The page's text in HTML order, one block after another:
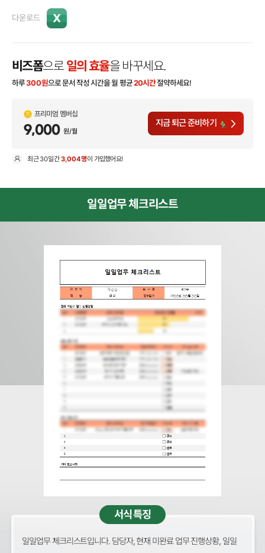
다운로드
비즈폼으로 일의 효율을 바꾸세요.
하루300원으로 문서 작성 시간을 월 평균20시간절약하세요!
프리미엄 멤버십
9,000 원/월
지금 퇴근 준비하기
최근30일간3,004명이 가입했어요!
일일업무 체크리스트
서식 특징
일일업무 체크리스트입니다. 담당자, 현재 미완료 업무 진행상황, 일일